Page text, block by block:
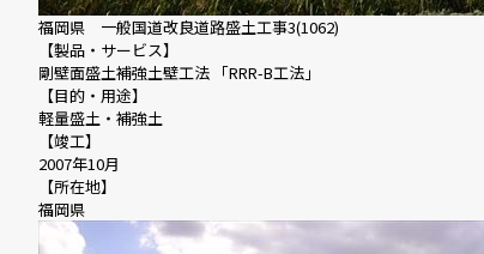
福岡県 一般国道改良道路盛土工事3(1062)
【製品・サービス】
剛壁面盛土補強土壁工法 「RRR-B工法」
【目的・用途】
軽量盛土・補強土
【竣工】
2007年10月
【所在地】
福岡県